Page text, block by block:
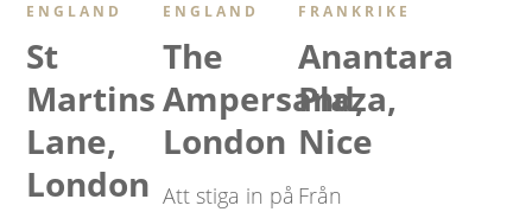
ENGLAND
St
Martins
Lane,
London
ENGLAND
The
Ampersand,
London
Att stiga in på
FRANKRIKE
Anantara
Plaza,
Nice
Från